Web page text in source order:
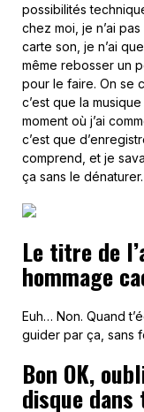
possibilités
chez moi, je n’ai
carte son, je n’ai
même rebosser un
pour le faire. On se
c’est que la
moment où j’ai
c’est que
comprend, et je
ça sans le dénaturer.
Le titre de
hommage
Euh… Non. Quand
guider par ça, sans
Bon OK,
disque